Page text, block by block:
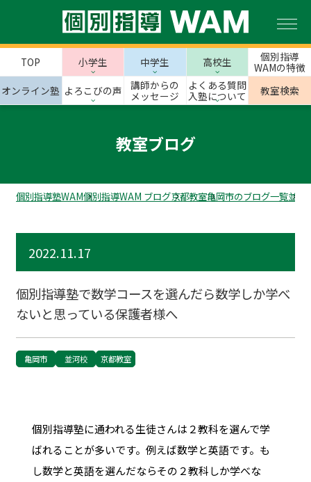
TOP 小学生 中学生 高校生
個別指導
WAMの特徴
オンライン塾 よろこびの声
講師からの
メッセージ
よくある質問
入塾について
教室検索
教室ブログ
個別指導塾WAM個別指導WAM ブログ京都教室亀岡市のブログ一覧並河
2022.11.17
個別指導塾で数学コースを選んだら数学しか学べ
ないと思っている保護者様へ
亀岡市 並河校 京都教室
個別指導塾に通われる生徒さんは２教科を選んで学
ばれることが多いです。例えば数学と英語です。も
し数学と英語を選んだならその２教科しか学べな